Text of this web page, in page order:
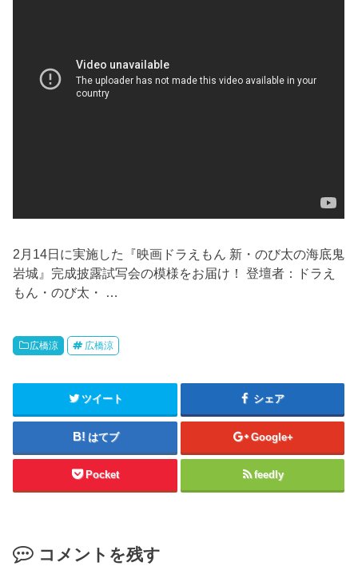
2月14日に実施した『映画ドラえもん 新・のび太の海底鬼
岩城』完成披露試写会の模様をお届け！ 登壇者：ドラえ
もん・のび太・ …
広橋涼 広橋涼
ツイート シェア
はてブ Google+
Pocket feedly
コメントを残す